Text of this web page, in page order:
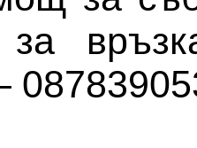
за